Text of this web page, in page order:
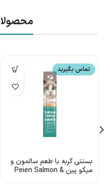
تماس بگیرید
بستنی گربه با طعم سالمون و
میگو پین Peien Salmon &